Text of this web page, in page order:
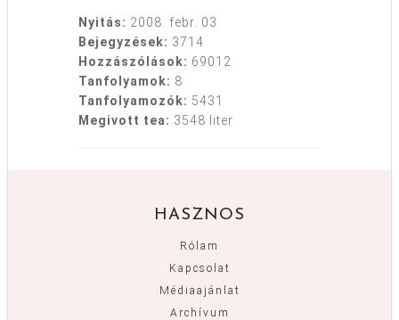
Nyitás: 2008. febr. 03.
Bejegyzések: 3714
Hozzászólások: 69012
Tanfolyamok: 8
Tanfolyamozók: 5431
Megivott tea: 3548 liter
HASZNOS
Rólam
Kapcsolat
Médiaajánlat
Archívum